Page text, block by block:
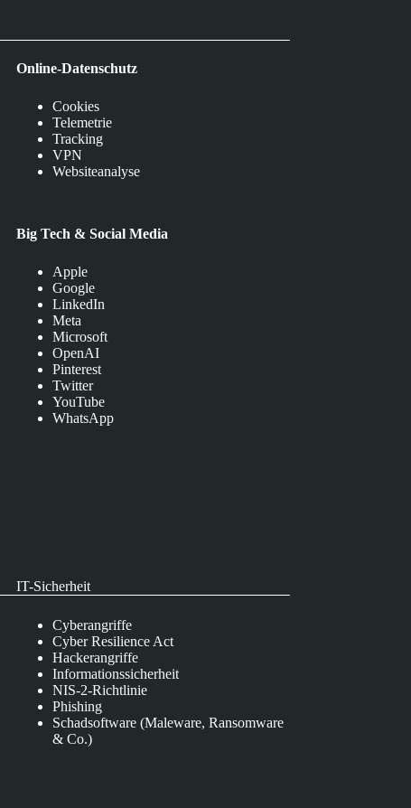
Online-Datenschutz
Cookies
Telemetrie
Tracking
VPN
Websiteanalyse
Big Tech & Social Media
Apple
Google
LinkedIn
Meta
Microsoft
OpenAI
Pinterest
Twitter
YouTube
WhatsApp
IT-Sicherheit
Cyberangriffe
Cyber Resilience Act
Hackerangriffe
Informationssicherheit
NIS-2-Richtlinie
Phishing
Schadsoftware (Maleware, Ransomware
& Co.)